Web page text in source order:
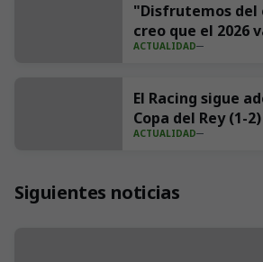
"Disfrutemos del
creo que el 2026
año"
ACTUALIDAD
El Racing sigue
Copa del Rey (1-2)
ACTUALIDAD
Siguientes noticias